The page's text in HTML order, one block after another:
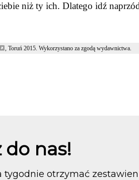
niż ty ich. Dlatego idź
, Toruń 2015. Wykorzystano za zgodą wydawnictwa.
do nas!
tygodnie otrzymać